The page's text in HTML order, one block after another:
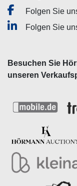
Folgen Sie
Folgen Sie
Besuchen Sie
unseren